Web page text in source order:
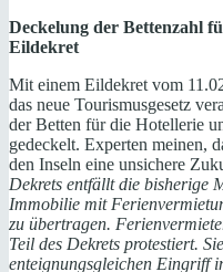
Deckelung der Bettenzahl
Eildekret
Mit einem Eildekret vom
das neue Tourismusgesetz
der Betten für die Hotellerie
gedeckelt. Experten meinen,
den Inseln eine unsichere
Dekrets entfällt die bisherige
Immobilie mit
zu übertragen.
Teil des Dekrets protestiert.
enteignungsgleichen Eingriff